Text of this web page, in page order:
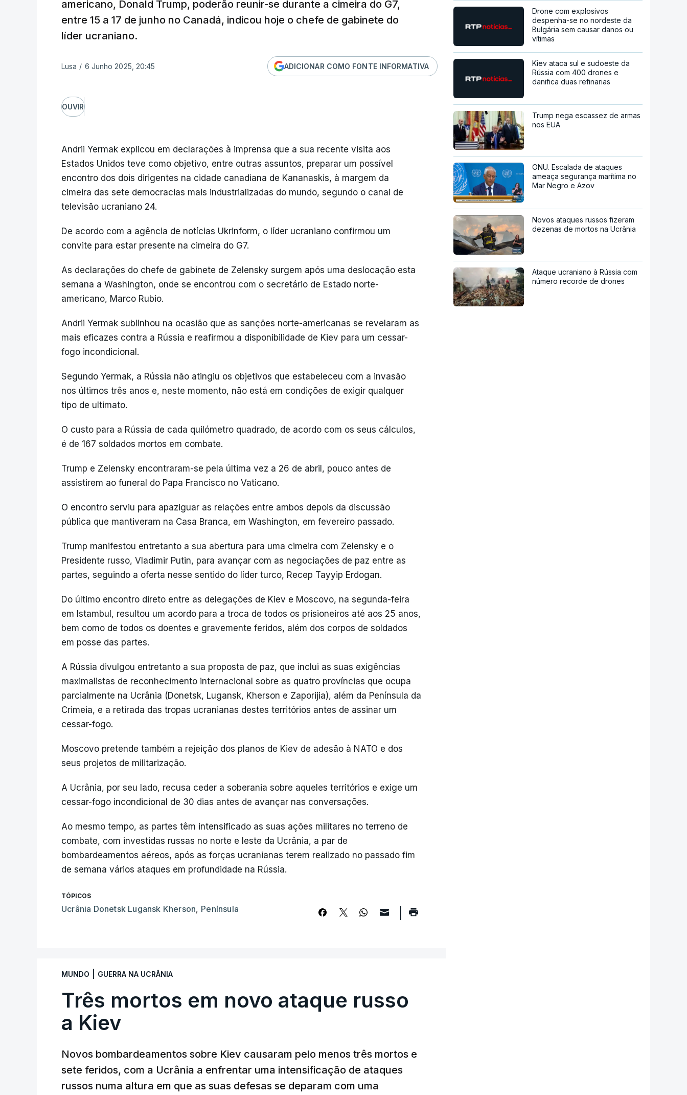
americano, Donald Trump, poderão reunir-se durante a cimeira do G7,
entre 15 a 17 de junho no Canadá, indicou hoje o chefe de gabinete do
líder ucraniano.
Lusa / 6 Junho 2025, 20:45 ADICIONAR COMO FONTE INFORMATIVA
OUVIR
Andrii Yermak explicou em declarações à imprensa que a sua recente visita aos
Estados Unidos teve como objetivo, entre outras assuntos, preparar um possível
encontro dos dois dirigentes na cidade canadiana de Kananaskis, à margem da
cimeira das sete democracias mais industrializadas do mundo, segundo o canal de
televisão ucraniano 24.
De acordo com a agência de notícias Ukrinform, o líder ucraniano confirmou um
convite para estar presente na cimeira do G7.
As declarações do chefe de gabinete de Zelensky surgem após uma deslocação esta
semana a Washington, onde se encontrou com o secretário de Estado norte-
americano, Marco Rubio.
Andrii Yermak sublinhou na ocasião que as sanções norte-americanas se revelaram as
mais eficazes contra a Rússia e reafirmou a disponibilidade de Kiev para um cessar-
fogo incondicional.
Segundo Yermak, a Rússia não atingiu os objetivos que estabeleceu com a invasão
nos últimos três anos e, neste momento, não está em condições de exigir qualquer
tipo de ultimato.
O custo para a Rússia de cada quilómetro quadrado, de acordo com os seus cálculos,
é de 167 soldados mortos em combate.
Trump e Zelensky encontraram-se pela última vez a 26 de abril, pouco antes de
assistirem ao funeral do Papa Francisco no Vaticano.
O encontro serviu para apaziguar as relações entre ambos depois da discussão
pública que mantiveram na Casa Branca, em Washington, em fevereiro passado.
Trump manifestou entretanto a sua abertura para uma cimeira com Zelensky e o
Presidente russo, Vladimir Putin, para avançar com as negociações de paz entre as
partes, seguindo a oferta nesse sentido do líder turco, Recep Tayyip Erdogan.
Do último encontro direto entre as delegações de Kiev e Moscovo, na segunda-feira
em Istambul, resultou um acordo para a troca de todos os prisioneiros até aos 25 anos,
bem como de todos os doentes e gravemente feridos, além dos corpos de soldados
em posse das partes.
A Rússia divulgou entretanto a sua proposta de paz, que inclui as suas exigências
maximalistas de reconhecimento internacional sobre as quatro províncias que ocupa
parcialmente na Ucrânia (Donetsk, Lugansk, Kherson e Zaporijia), além da Península da
Crimeia, e a retirada das tropas ucranianas destes territórios antes de assinar um
cessar-fogo.
Moscovo pretende também a rejeição dos planos de Kiev de adesão à NATO e dos
seus projetos de militarização.
A Ucrânia, por seu lado, recusa ceder a soberania sobre aqueles territórios e exige um
cessar-fogo incondicional de 30 dias antes de avançar nas conversações.
Ao mesmo tempo, as partes têm intensificado as suas ações militares no terreno de
combate, com investidas russas no norte e leste da Ucrânia, a par de
bombardeamentos aéreos, após as forças ucranianas terem realizado no passado fim
de semana vários ataques em profundidade na Rússia.
TÓPICOS
Ucrânia Donetsk Lugansk Kherson, Península
MUNDO GUERRA NA UCRÂNIA
Três mortos em novo ataque russo
a Kiev
Novos bombardeamentos sobre Kiev causaram pelo menos três mortos e
sete feridos, com a Ucrânia a enfrentar uma intensificação de ataques
russos numa altura em que as suas defesas se deparam com uma
Drone com explosivos
despenha-se no nordeste da
Bulgária sem causar danos ou
vítimas
Kiev ataca sul e sudoeste da
Rússia com 400 drones e
danifica duas refinarias
Trump nega escassez de armas
nos EUA
ONU. Escalada de ataques
ameaça segurança marítima no
Mar Negro e Azov
Novos ataques russos fizeram
dezenas de mortos na Ucrânia
Ataque ucraniano à Rússia com
número recorde de drones